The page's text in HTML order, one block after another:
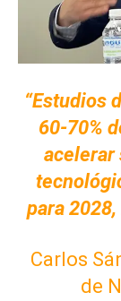
“Estudios
60-70%
acelerar
para
Carlos
de